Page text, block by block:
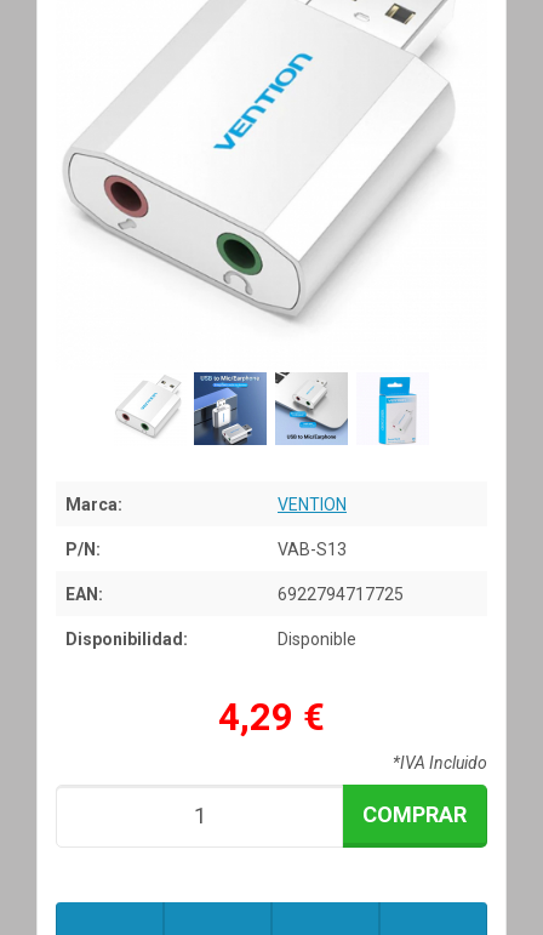
Marca: VENTION
P/N: VAB-S13
EAN: 6922794717725
Disponibilidad: Disponible
4,29 €
*IVA Incluido
COMPRAR